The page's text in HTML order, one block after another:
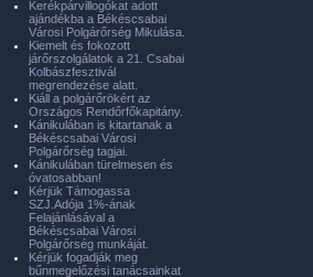
Kerékpárvillogókat adott
ajándékba a Békéscsabai
Városi Polgárőrség Mikulása.
Kiemelt és fokozott
járőrszolgálatok a 21. Csabai
Kolbászfesztivál
megrendezése alatt.
Kiáll a polgárőrökért az
Országos Rendőrfőkapitány.
Kánikulában is kitartanak a
Békéscsabai Városi
Polgárőrség tagjai.
Kánikulában türelmesen és
óvatosabban!
Kérjük Támogassa
SZJ.Adója 1%-ának
Felajánlásával a
Békéscsabai Városi
Polgárőrség munkáját.
Kérjük fogadják meg
bűnmegelőzési tanácsainkat